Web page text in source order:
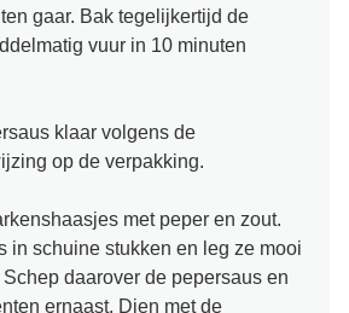
gaar. Bak tegelijkertijd de
vuur in 10 minuten
klaar volgens de
op de verpakking.
met peper en zout.
in schuine stukken en leg ze mooi
daarover de pepersaus en
ernaast. Dien met de